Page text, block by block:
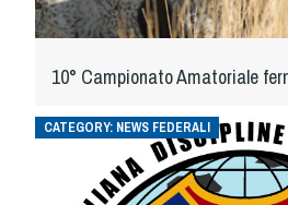
10° Campionato Amatoriale
CATEGORY: NEWS FEDERALI